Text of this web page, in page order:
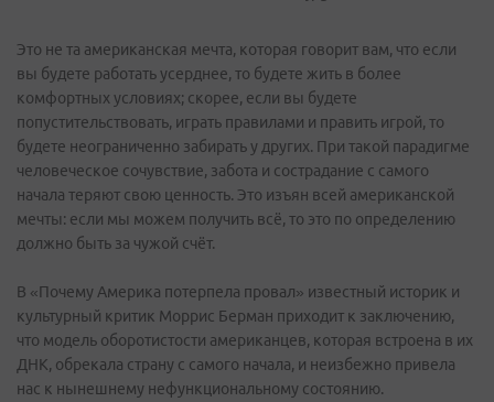
Это не та американская мечта, которая говорит вам, что если
вы будете работать усерднее, то будете жить в более
комфортных условиях; скорее, если вы будете
попустительствовать, играть правилами и править игрой, то
будете неограниченно забирать у других. При такой парадигме
человеческое сочувствие, забота и сострадание с самого
начала теряют свою ценность. Это изъян всей американской
мечты: если мы можем получить всё, то это по определению
должно быть за чужой счёт.
В «Почему Америка потерпела провал» известный историк и
культурный критик Моррис Берман приходит к заключению,
что модель оборотистости американцев, которая встроена в их
ДНК, обрекала страну с самого начала, и неизбежно привела
нас к нынешнему нефункциональному состоянию.